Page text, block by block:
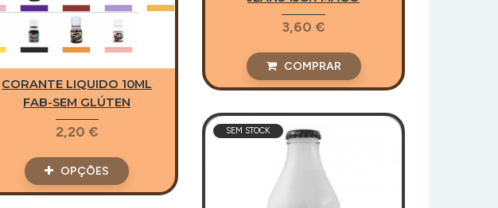
CORANTE LIQUIDO 10ML
FAB-SEM GLÚTEN
2,20 €
OPÇÕES
3,60 €
COMPRAR
SEM STOCK